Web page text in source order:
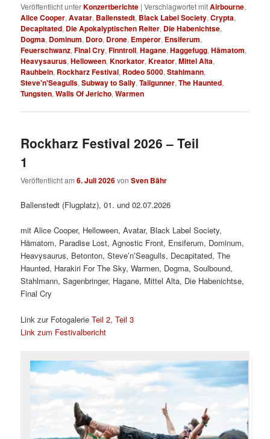
Veröffentlicht unterKonzertberichte |Verschlagwortet mitAirbourne,
Alice Cooper,Avatar, Ballenstedt, Black Label Society,Crypta,
Decapitated, Die Apokalyptischen Reiter, Die Habenichtse,
Dogma, Dominum, Doro, Drone, Emperor, Ensiferum,
Feuerschwanz,Final Cry,Finntroll,Hagane,Haggefugg,Hämatom,
Heavysaurus,Helloween,Knorkator,Kreator,Mittel Alta,
Rauhbein, Rockharz Festival, Rodeo 5000,Stahlmann,
Steve'n'Seagulls,Subway to Sally,Tailgunner,The Haunted,
Tungsten,Walls Of Jericho,Warmen
Rockharz Festival 2026 – Teil
1
Veröffentlicht am6. Juli 2026vonSven Bähr
Ballenstedt (Flugplatz), 01. und 02.07.2026
mit Alice Cooper, Helloween, Avatar, Black Label Society,
Hämatom, Paradise Lost, Agnostic Front, Ensiferum, Dominum,
Heavysaurus, Betonton, Steve’n’Seagulls, Decapitated, The
Haunted, Harakiri For The Sky, Warmen, Dogma, Soulbound,
Stahlmann, Sagenbringer, Hagane, Mittel Alta, Die Habenichtse,
Final Cry
Link zur FotogalerieTeil 2,Teil 3
Link zum Festivalbericht